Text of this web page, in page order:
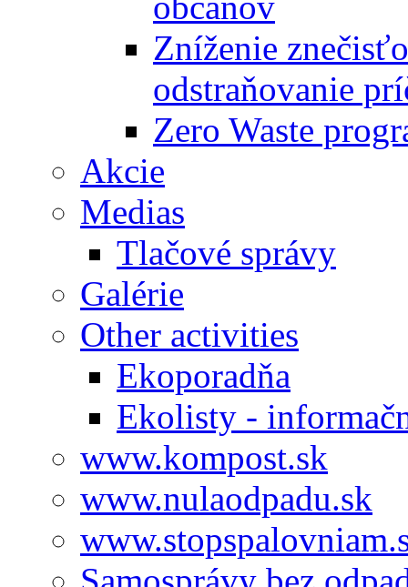
Zníženie
odstraňovanie
Zero Waste
Akcie
Medias
Tlačové správy
Galérie
Other activities
Ekoporadňa
Ekolisty -
www.kompost.sk
www.nulaodpadu.sk